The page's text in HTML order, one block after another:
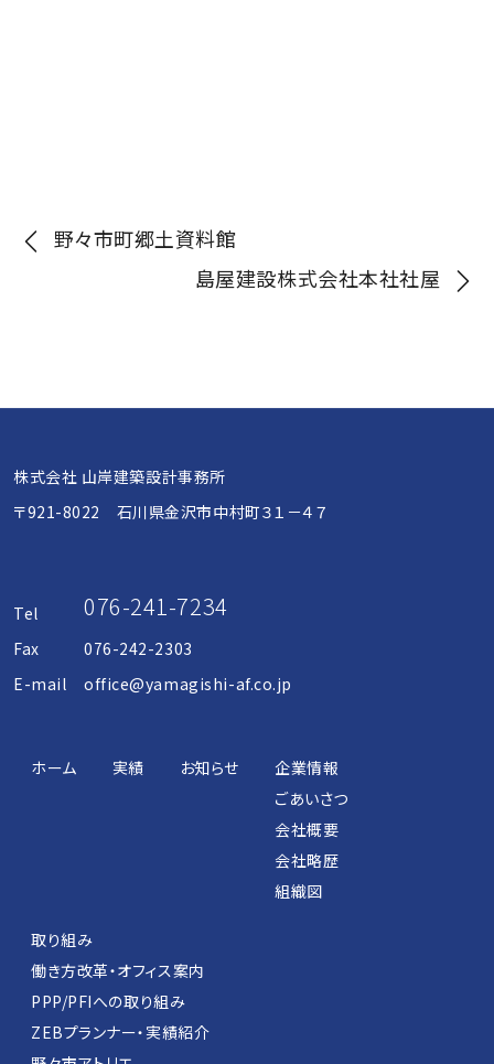
投
ゲ
シ
ン
野々市町郷土資料館
島屋建設株式会社本社社屋
株式会社 山岸建築設計事務所
〒921-8022 石川県金沢市中村町３１－４７
Tel 076-241-7234
Fax
076-242-2303
E-mail
office@yamagishi-af.co.jp
ホーム 実績 お知らせ
企業情報
ごあいさつ
会社概要
会社略歴
組織図
取り組み
働き方改革・オフィス案内
PPP/PFIへの取り組み
ZEBプランナー・実績紹介